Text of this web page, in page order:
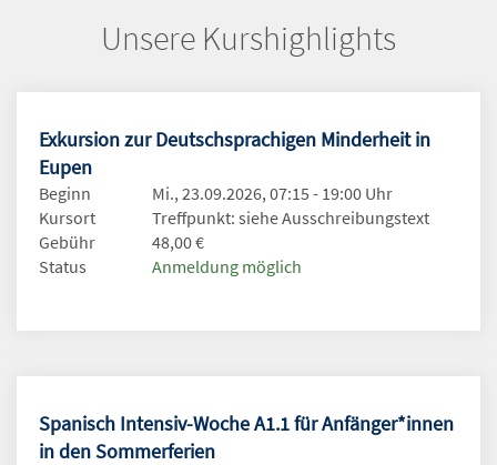
Unsere Kurshighlights
Exkursion zur Deutschsprachigen Minderheit in
Eupen
Beginn
Mi., 23.09.2026, 07:15 - 19:00 Uhr
Kursort
Treffpunkt: siehe Ausschreibungstext
Gebühr
48,00 €
Status
Anmeldung möglich
Spanisch Intensiv-Woche A1.1 für Anfänger*innen
in den Sommerferien